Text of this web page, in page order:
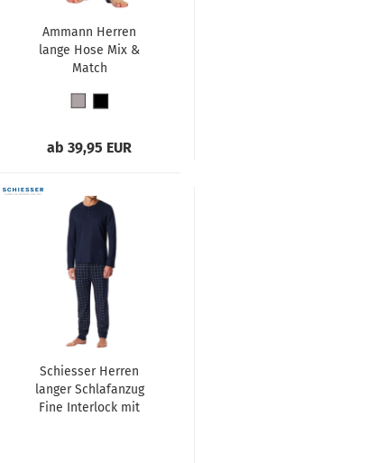
Ammann Herren
lange Hose Mix &
Match
ab 39,95 EUR
Schiesser Herren
langer Schlafanzug
Fine Interlock mit